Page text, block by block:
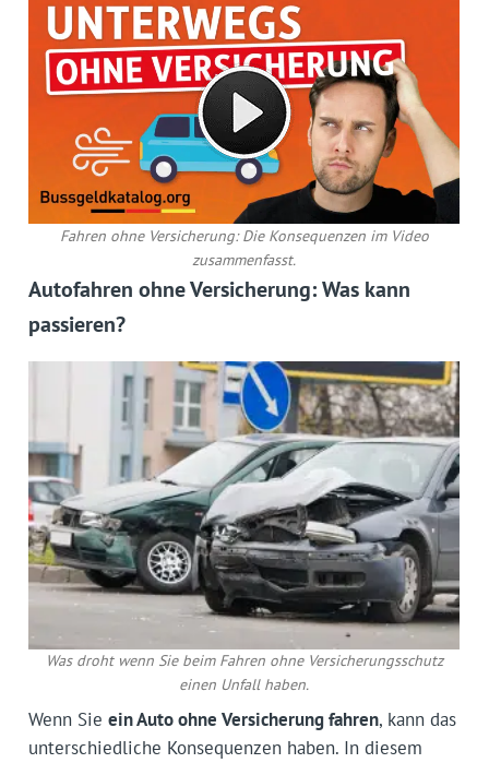
Fahren ohne Versicherung: Die Konsequenzen im Video
zusammenfasst.
Autofahren ohne Versicherung: Was kann
passieren?
Was droht wenn Sie beim Fahren ohne Versicherungsschutz
einen Unfall haben.
Wenn Sie ein Auto ohne Versicherung fahren, kann das
unterschiedliche Konsequenzen haben. In diesem